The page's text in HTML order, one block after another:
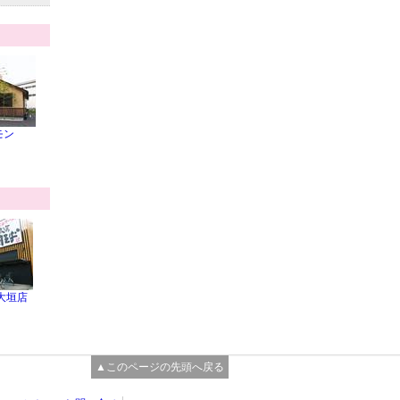
ン
垣店
▲このページの先頭へ戻る